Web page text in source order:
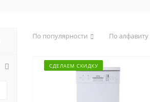
По популярности По алфавиту
СДЕЛАЕМ СКИДКУ